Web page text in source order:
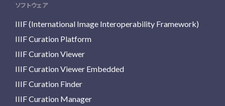
ソフトウェア
IIIF (International Image Interoperability Framework)
IIIF Curation Platform
IIIF Curation Viewer
IIIF Curation Viewer Embedded
IIIF Curation Finder
IIIF Curation Manager